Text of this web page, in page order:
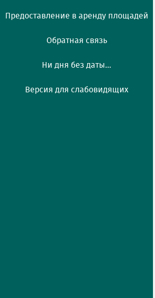
Предоставление в аренду площадей
Обратная связь
Ни дня без даты...
Версия для слабовидящих